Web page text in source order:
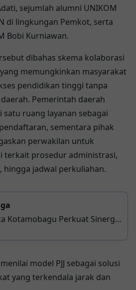
sejumlah alumni UNIKOM
di lingkungan Pemkot, serta
Bobi Kurniawan.
dibahas skema kolaborasi
yang memungkinkan masyarakat
pendidikan tinggi tanpa
Pemerintah daerah
ruang layanan sebagai
sementara pihak
perwakilan untuk
terkait prosedur administrasi,
hingga jadwal perkuliahan.
Kotamobagu Perkuat Sinergi
model PJJ sebagai solusi
yang terkendala jarak dan